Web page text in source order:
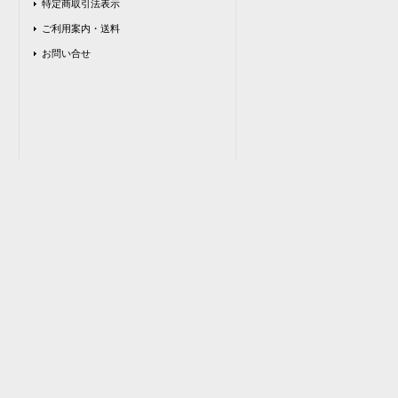
特定商取引法表示
ご利用案内・送料
お問い合せ